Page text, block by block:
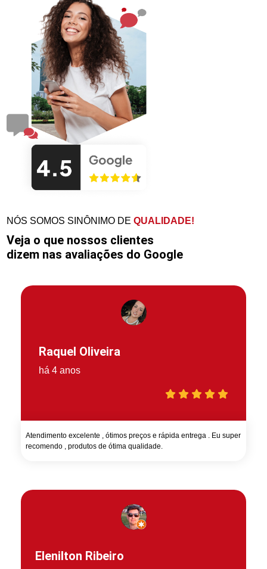
NÓS SOMOS SINÔNIMO DEQUALIDADE!
Veja o que nossos clientes
dizem nas avaliações do Google
Raquel Oliveira
há 4 anos
Atendimento excelente , ótimos preços e rápida entrega . Eu super
recomendo , produtos de ótima qualidade.
Elenilton Ribeiro